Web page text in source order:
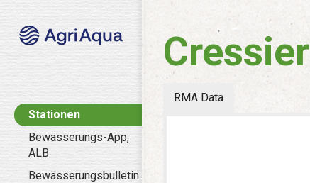
Stationen
Bewässerungs-App,
ALB
Bewässerungsbulletin
Cressier
RMA Data